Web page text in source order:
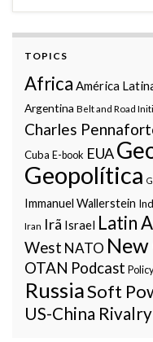
TOPICS
Africa América
Argentina Belt and Road
Charles
Cuba E-book EUA
Geopolítica
Immanuel Wallerstein
Iran Irã Israel Latin
West NATO
OTAN Podcast
RussiaSoft
US-China Rivalry